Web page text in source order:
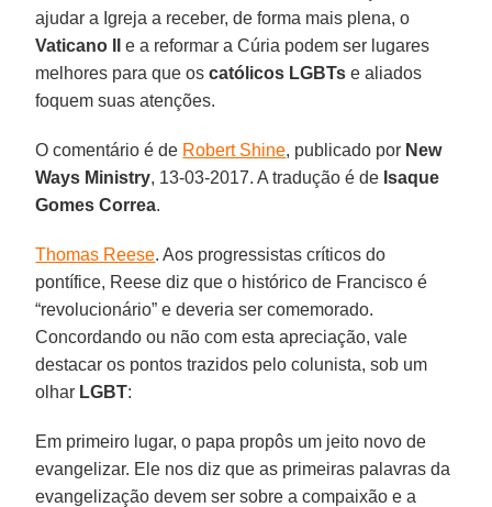
ajudar a Igreja a receber, de forma mais plena, o
Vaticano II
e a reformar a Cúria podem ser lugares
melhores para que os católicos LGBTs e aliados
foquem suas atenções.
O comentário é de Robert Shine, publicado por New
Ways Ministry, 13-03-2017. A tradução é de Isaque
Gomes Correa.
Thomas Reese. Aos progressistas críticos do
pontífice, Reese diz que o histórico de Francisco é
“revolucionário” e deveria ser comemorado.
Concordando ou não com esta apreciação, vale
destacar os pontos trazidos pelo colunista, sob um
olhar LGBT:
Em primeiro lugar, o papa propôs um jeito novo de
evangelizar. Ele nos diz que as primeiras palavras da
evangelização devem ser sobre a compaixão e a